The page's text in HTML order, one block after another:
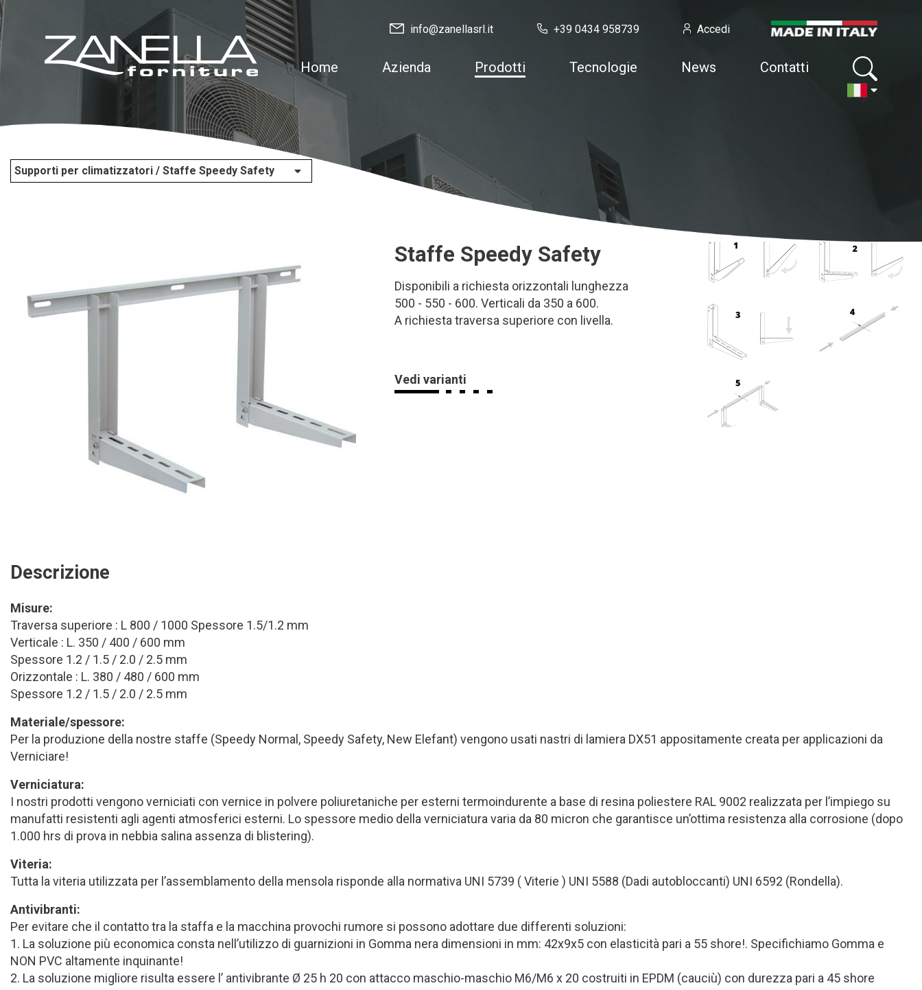
info@zanellasrl.it +39 0434 958739 Accedi
Home Azienda Prodotti Tecnologie News Contatti
Supporti per climatizzatori / Staffe Speedy Safety
Staffe Speedy Safety
Disponibili a richiesta orizzontali lunghezza
500 - 550 - 600. Verticali da 350 a 600.
A richiesta traversa superiore con livella.
Vedi varianti
Descrizione
Misure:
Traversa superiore : L 800 / 1000 Spessore 1.5/1.2 mm
Verticale : L. 350 / 400 / 600 mm
Spessore 1.2 / 1.5 / 2.0 / 2.5 mm
Orizzontale : L. 380 / 480 / 600 mm
Spessore 1.2 / 1.5 / 2.0 / 2.5 mm
Materiale/spessore:
Per la produzione della nostre staffe (Speedy Normal, Speedy Safety, New Elefant) vengono usati nastri di lamiera DX51 appositamente creata per applicazioni da
Verniciare!
Verniciatura:
I nostri prodotti vengono verniciati con vernice in polvere poliuretaniche per esterni termoindurente a base di resina poliestere RAL 9002 realizzata per l’impiego su
manufatti resistenti agli agenti atmosferici esterni. Lo spessore medio della verniciatura varia da 80 micron che garantisce un’ottima resistenza alla corrosione (dopo
1.000 hrs di prova in nebbia salina assenza di blistering).
Viteria:
Tutta la viteria utilizzata per l’assemblamento della mensola risponde alla normativa UNI 5739 ( Viterie ) UNI 5588 (Dadi autobloccanti) UNI 6592 (Rondella).
Antivibranti:
Per evitare che il contatto tra la staffa e la macchina provochi rumore si possono adottare due differenti soluzioni:
1. La soluzione più economica consta nell’utilizzo di guarnizioni in Gomma nera dimensioni in mm: 42x9x5 con elasticità pari a 55 shore!. Specifichiamo Gomma e
NON PVC altamente inquinante!
2. La soluzione migliore risulta essere l’ antivibrante Ø 25 h 20 con attacco maschio-maschio M6/M6 x 20 costruiti in EPDM (cauciù) con durezza pari a 45 shore